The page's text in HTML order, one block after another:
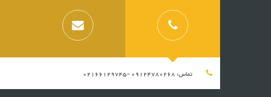
تماس: 09124780268 -02166129745